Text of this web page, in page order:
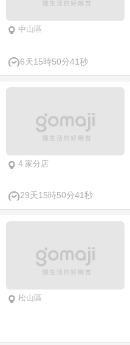
中山區
6天15時50分40秒
4 家分店
29天15時50分40秒
松山區